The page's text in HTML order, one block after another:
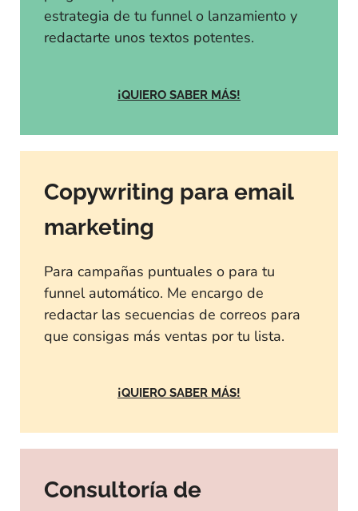
estrategia de tu funnel o lanzamiento y
redactarte unos textos potentes.
¡QUIERO SABER MÁS!
Copywriting para email
marketing
Para campañas puntuales o para tu
funnel automático. Me encargo de
redactar las secuencias de correos para
que consigas más ventas por tu lista.
¡QUIERO SABER MÁS!
Consultoría de